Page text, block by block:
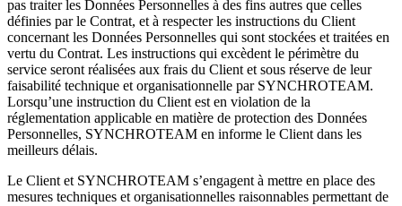
pas traiter les Données Personnelles à des fins autres que celles
définies par le Contrat, et à respecter les instructions du Client
concernant les Données Personnelles qui sont stockées et traitées en
vertu du Contrat. Les instructions qui excèdent le périmètre du
service seront réalisées aux frais du Client et sous réserve de leur
faisabilité technique et organisationnelle par SYNCHROTEAM.
Lorsqu’une instruction du Client est en violation de la
réglementation applicable en matière de protection des Données
Personnelles, SYNCHROTEAM en informe le Client dans les
meilleurs délais.
Le Client et SYNCHROTEAM s’engagent à mettre en place des
mesures techniques et organisationnelles raisonnables permettant de